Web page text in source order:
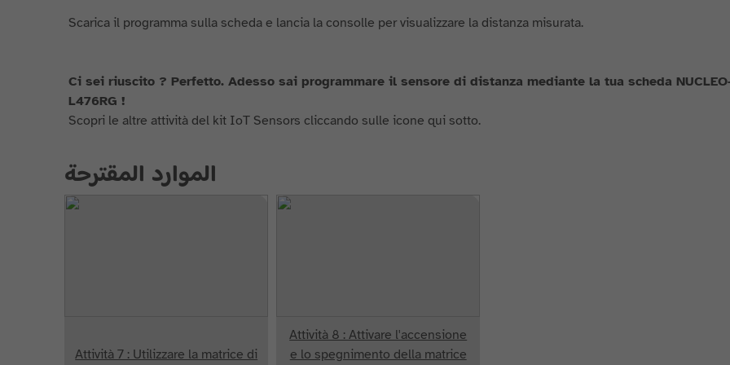
Scarica il programma sulla scheda e lancia la consolle per visualizzare la distanza misurata.
Ci sei riuscito ? Perfetto. Adesso sai programmare il sensore di distanza mediante la tua scheda
L476RG !
Scopri le altre attività del kit IoT Sensors cliccando sulle icone qui sotto.
الموارد المقترحة
Attività 7 : Utilizzare la matrice di
Attività 8 : Attivare l'accensione
e lo spegnimento della matrice